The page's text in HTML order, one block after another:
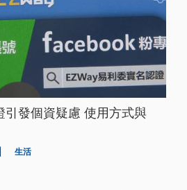
引發個資疑慮 使用方式與
生活